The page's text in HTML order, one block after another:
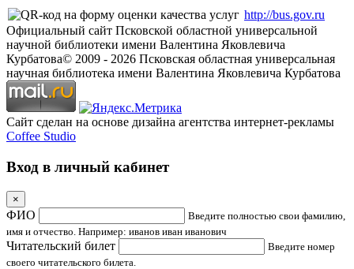
http://bus.gov.ru
Официальный сайт Псковской областной универсальной
научной библиотеки имени Валентина Яковлевича
Курбатова© 2009 - 2026 Псковская областная универсальная
научная библиотека имени Валентина Яковлевича Курбатова
Сайт сделан на основе дизайна агентства интернет-рекламы
Coffee Studio
Вход в личный кабинет
×
ФИО
Введите полностью свои фамилию,
имя и отчество. Например: иванов иван иванович
Читательский билет
Введите номер
своего читательского билета.